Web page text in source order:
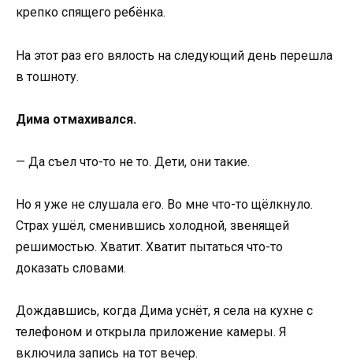
крепко спящего ребёнка.
На этот раз его вялость на следующий день перешла
в тошноту.
Дима отмахивался.
— Да съел что-то не то. Дети, они такие.
Но я уже не слушала его. Во мне что-то щёлкнуло.
Страх ушёл, сменившись холодной, звенящей
решимостью. Хватит. Хватит пытаться что-то
доказать словами.
Дождавшись, когда Дима уснёт, я села на кухне с
телефоном и открыла приложение камеры. Я
включила запись на тот вечер.